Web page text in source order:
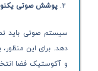
پوشش صوتی
سیستم صوتی باید
دهد. برای این منظور،
و آکوستیک فضا